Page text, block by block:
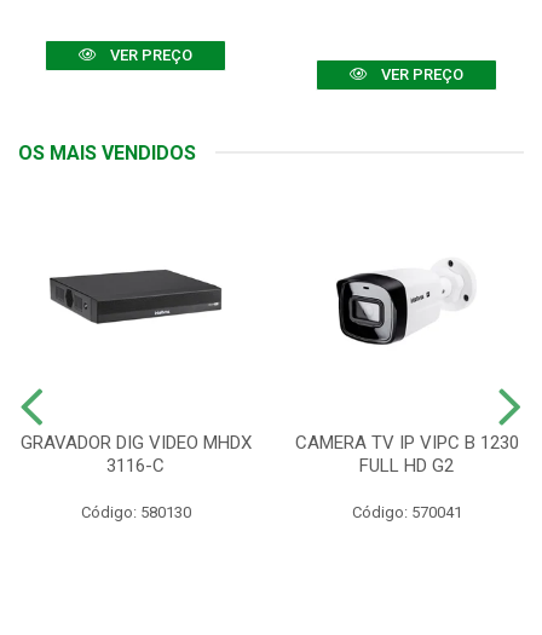
VER PREÇO
VER PREÇO
OS MAIS VENDIDOS
GRAVADOR DIG VIDEO MHDX
3116-C
Código: 580130
CAMERA TV IP VIPC B 1230
FULL HD G2
Código: 570041